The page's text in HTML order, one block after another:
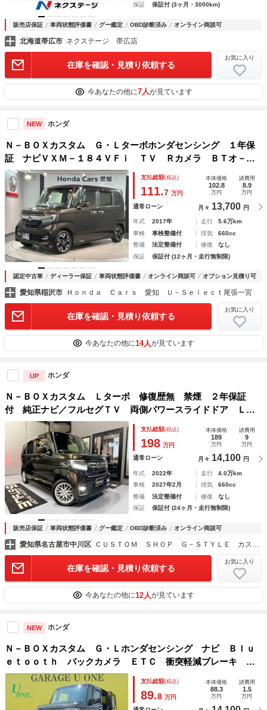
保証
保証付 (3ヶ月・3000km)
販売店保証 車両状態評価書 グー鑑定 OBD診断済み オンライン商談可
北海道帯広市 ネクステージ 帯広店
在庫を確認・見積り依頼する
お気に入り
今あなたの他に7人が見ています
NEW ホンダ
Ｎ－ＢＯＸカスタム Ｇ・Ｌターボホンダセンシング １年保
証 ナビＶＸＭ－１８４ＶＦｉ ＴＶ Ｒカメラ ＢＴオ－デ
ィオ ＤＶＤ ＥＴＣ ＬＥＤライト 両側電動ドア ＶＳ
Ａ アルミ スマ－トキ－ スペアキ－ 盗難防止装置 整備
記録簿 ドアバイザ－ ＡＡＣ
支払総額(税込)
111.7 万円
本体価格
102.8
万円
諸費用
8.9
万円
通常ローン 月々 13,700 円
年式 2017年 走行
5.6万km
車検
車検整備付 排気
660cc
整備
法定整備付 修復
なし
保証
保証付 (12ヶ月・走行無制限)
認定中古車 ディーラー保証 車両状態評価書 オンライン商談可 オプション見積り可
愛知県稲沢市 Ｈｏｎｄａ Ｃａｒｓ 愛知 Ｕ－Ｓｅｌｅｃｔ尾張一宮
在庫を確認・見積り依頼する
お気に入り
今あなたの他に14人が見ています
UP ホンダ
Ｎ－ＢＯＸカスタム Ｌターボ 修復歴無 禁煙 ２年保証
付 純正ナビ／フルセグＴＶ 両側パワースライドドア ＬＥ
Ｄヘッドライト シートヒーター バックカメラ ドラレコ前
後 ビルトインＥＴＣ ホンダセンシング
支払総額(税込)
198 万円
本体価格
189
万円
諸費用
9
万円
通常ローン 月々 14,100 円
年式 2022年 走行
4.0万km
車検
2027年2月 排気
660cc
整備
法定整備付 修復
なし
保証
保証付 (24ヶ月・走行無制限)
販売店保証 車両状態評価書 グー鑑定 OBD診断済み オンライン商談可
愛知県名古屋市中川区 ＣＵＳＴＯＭ ＳＨＯＰ Ｇ－ＳＴＹＬＥ カスタムショップジースタイル 【新車中古車 カスタムドレスアップ 販売高価買取 オートローン１２０回迄可】
在庫を確認・見積り依頼する
お気に入り
今あなたの他に12人が見ています
NEW ホンダ
Ｎ－ＢＯＸカスタム Ｇ・Ｌホンダセンシング ナビ Ｂｌｕ
ｅｔｏｏｔｈ バックカメラ ＥＴＣ 衝突軽減ブレーキ 両
側パワースライド アダクティブクルーズコントロール ＬＥ
Ｄヘッドライト ウインカーミラー アイドリングストップ
スマートキー
支払総額(税込)
89.8 万円
本体価格
88.3
万円
諸費用
1.5
万円